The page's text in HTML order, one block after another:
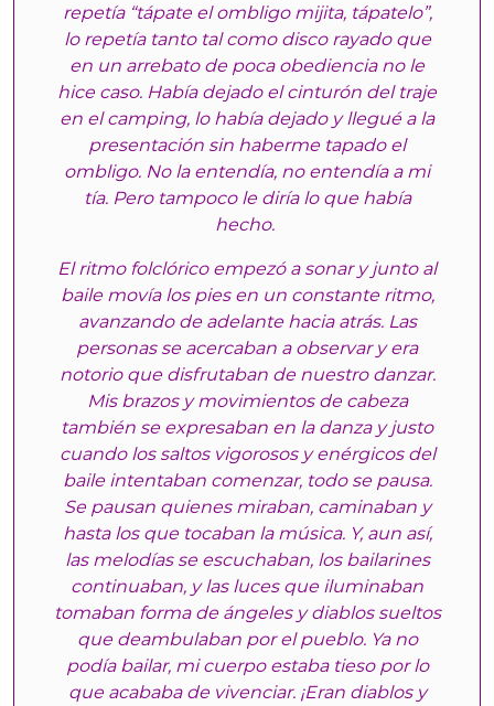
repetía “tápate el ombligo mijita, tápatelo”,
lo repetía tanto tal como disco rayado que
en un arrebato de poca obediencia no le
hice caso. Había dejado el cinturón del traje
en el camping, lo había dejado y llegué a la
presentación sin haberme tapado el
ombligo. No la entendía, no entendía a mi
tía. Pero tampoco le diría lo que había
hecho.
El ritmo folclórico empezó a sonar y junto al
baile movía los pies en un constante ritmo,
avanzando de adelante hacia atrás. Las
personas se acercaban a observar y era
notorio que disfrutaban de nuestro danzar.
Mis brazos y movimientos de cabeza
también se expresaban en la danza y justo
cuando los saltos vigorosos y enérgicos del
baile intentaban comenzar, todo se pausa.
Se pausan quienes miraban, caminaban y
hasta los que tocaban la música. Y, aun así,
las melodías se escuchaban, los bailarines
continuaban, y las luces que iluminaban
tomaban forma de ángeles y diablos sueltos
que deambulaban por el pueblo. Ya no
podía bailar, mi cuerpo estaba tieso por lo
que acababa de vivenciar. ¡Eran diablos y